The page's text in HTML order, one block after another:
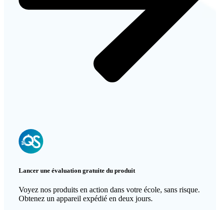
Lancer une évaluation gratuite du produit
Voyez nos produits en action dans votre école, sans risque.
Obtenez un appareil expédié en deux jours.